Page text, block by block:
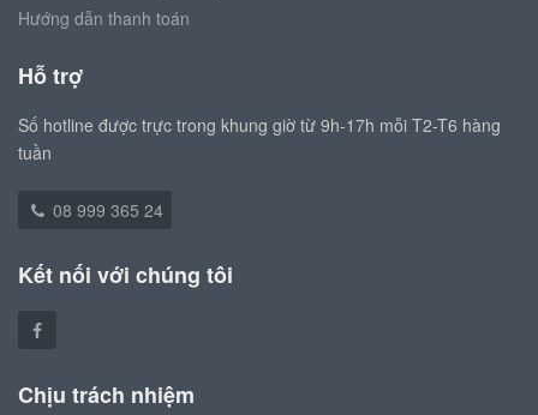
Hướng dẫn thanh toán
Hỗ trợ
Số hotline được trực trong khung giờ từ 9h-17h mỗi T2-T6 hàng
tuần
08 999 365 24
Kết nối với chúng tôi
Chịu trách nhiệm